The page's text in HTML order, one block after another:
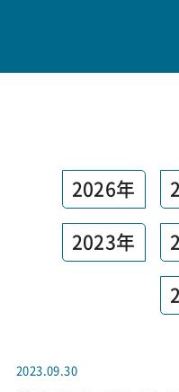
2026年
2023年
2023.09.30